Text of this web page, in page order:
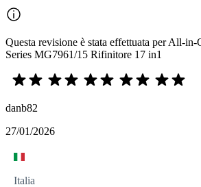
Questa revisione è stata effettuata per All-
Series MG7961/15 Rifinitore 17 in1
danb82
27/01/2026
Italia